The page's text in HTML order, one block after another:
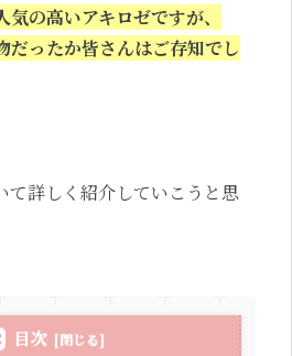
の高いアキロゼですが、
だったか皆さんはご存知でし
て詳しく紹介していこうと思
目次